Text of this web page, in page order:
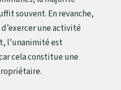
souvent. En revanche,
une activité
l’unanimité est
cela constitue une